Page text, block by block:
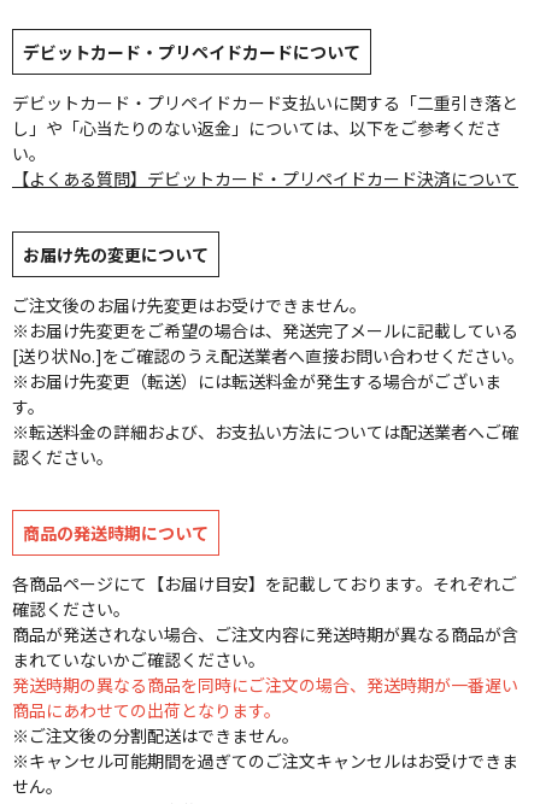
デビットカード・プリペイドカードについて
デビットカード・プリペイドカード支払いに関する「二重引き落と
し」や「心当たりのない返金」については、以下をご参考くださ
い。
【よくある質問】デビットカード・プリペイドカード決済について
お届け先の変更について
ご注文後のお届け先変更はお受けできません。
※お届け先変更をご希望の場合は、発送完了メールに記載している
[送り状No.]をご確認のうえ配送業者へ直接お問い合わせください。
※お届け先変更（転送）には転送料金が発生する場合がございま
す。
※転送料金の詳細および、お支払い方法については配送業者へご確
認ください。
商品の発送時期について
各商品ページにて【お届け目安】を記載しております。それぞれご
確認ください。
商品が発送されない場合、ご注文内容に発送時期が異なる商品が含
まれていないかご確認ください。
発送時期の異なる商品を同時にご注文の場合、発送時期が一番遅い
商品にあわせての出荷となります。
※ご注文後の分割配送はできません。
※キャンセル可能期間を過ぎてのご注文キャンセルはお受けできま
せん。